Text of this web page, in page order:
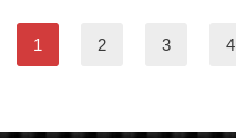
1 2 3 4